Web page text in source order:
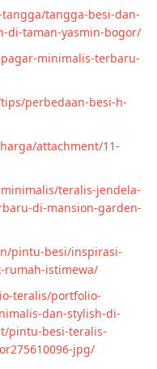
tangga-besi-dan-
di-taman-yasmin-bogor/
minimalis-terbaru-
perbedaan-besi-h-
attachment/11-
teralis-jendela-
di-mansion-garden-
pintu-besi/inspirasi-
rumah-istimewa/
teralis/portfolio-
dan-stylish-di-
pintu-besi-teralis-
jpg/